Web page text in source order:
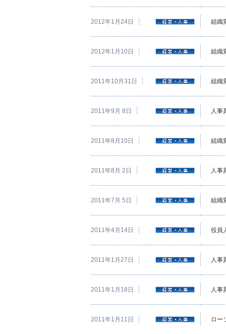
2012年1月24日 組織
2012年1月10日 組織
2011年10月31日 組織
2011年9月 8日 人事
2011年8月10日 組織
2011年8月 2日 人事
2011年7月 5日 組織
2011年4月14日 役員
2011年1月27日 人事
2011年1月18日 人事
2011年1月11日 ロー